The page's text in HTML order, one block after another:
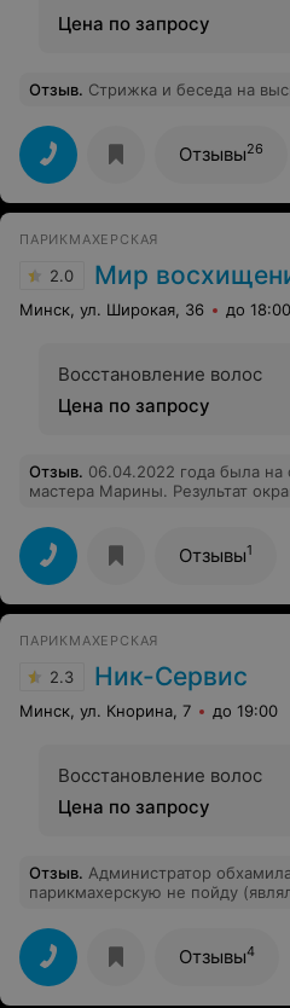
Цена по запросу
Отзыв. Стрижка и беседа на
Отзывы26
ПАРИКМАХЕРСКАЯ
2.0 Мир
Минск, ул. Широкая, 36 до 18:00
Восстановление волос
Цена по запросу
Отзыв. 06.04.2022 года была на
мастера Марины. Результат
испорчена! Очень не приятно!
Отзывы1
ПАРИКМАХЕРСКАЯ
2.3 Ник-Сервис
Минск, ул. Кнорина, 7 до 19:00
Восстановление волос
Цена по запросу
Отзыв. Администратор
парикмахерскую не пойду
обновить.
Отзывы4